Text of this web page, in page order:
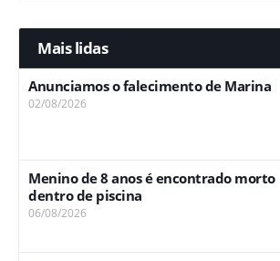
Mais lidas
Anunciamos o falecimento de Marina
02/08/2026
Menino de 8 anos é encontrado morto
dentro de piscina
06/08/2026